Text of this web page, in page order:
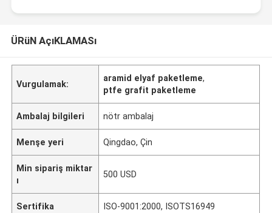
ÜRüN AçıKLAMASı
Vurgulamak:
aramid elyaf paketleme,
ptfe grafit paketleme
Ambalaj bilgileri nötr ambalaj
Menşe yeri Qingdao, Çin
Min sipariş miktar
ı
500 USD
Sertifika ISO-9001:2000, ISOTS16949